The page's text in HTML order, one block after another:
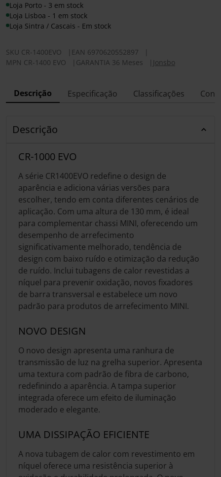
Loja Porto - 3 em stock
Loja Lisboa - 1 em stock
Loja Sintra / Cascais - Em stock
SKU CR-1400EVO EAN 6970620552897
MPN CR-1400 EVO GARANTIA 36 Meses Jonsbo
Descrição Especificação Classificações
Descrição
CR-1000 EVO
A série CR1400EVO redefine o design de
aparência e adiciona várias versões para
escolher, tendo em conta diferentes cenários de
aplicação. Com uma altura de 130 mm, é ideal
para complementar chassi MINI, oferecendo um
desempenho de arrefecimento
significativamente melhorado, tendência de
design com baixo ruído e otimização da redução
de ruído. Inclui tubagens de calor revestidas a
níquel para prevenir oxidação, novos fixadores
de barra transversal e estabelece um novo
padrão para produtos de arrefecimento MINI.
NOVO DESIGN
O novo design apresenta uma ranhura de
transmissão de luz na grelha superior. Apresenta
uma textura com padrão de fibra de carbono,
redefinindo a aparência. A tampa superior
integrada oferece um efeito de iluminação
moderado e elegante.
UMA DISSIPAÇÃO EFICIENTE
A nova tubagem de calor com revestimento em
níquel oferece uma resistência superior à